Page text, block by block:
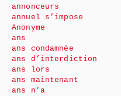
annonceurs
annuel s’impose
Anonyme
ans
ans condamnée
ans d’interdiction
ans lors
ans maintenant
ans n’a